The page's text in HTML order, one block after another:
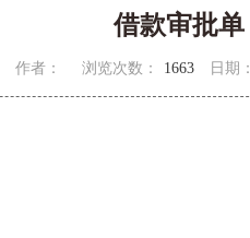
借款审批单
作者： 浏览次数： 1663 日期：